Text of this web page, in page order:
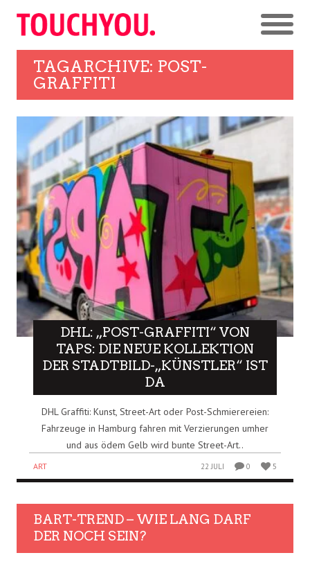
TAGARCHIVE: POST-
GRAFFITI
DHL: „POST-GRAFFITI“ VON
TAPS: DIE NEUE KOLLEKTION
DER STADTBILD-„KÜNSTLER“ IST
DA
DHL Graffiti: Kunst, Street-Art oder Post-Schmierereien:
Fahrzeuge in Hamburg fahren mit Verzierungen umher
und aus ödem Gelb wird bunte Street-Art..
ART 22 JULI 0 5
BART-TREND – WIE LANG DARF
DER NOCH SEIN?